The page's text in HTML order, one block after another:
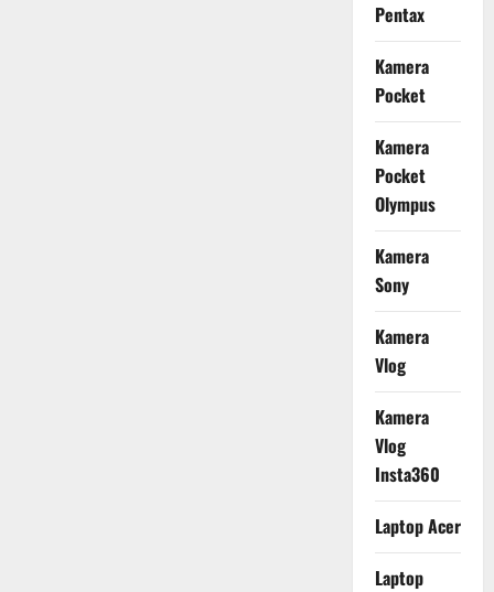
Pentax
Kamera
Pocket
Kamera
Pocket
Olympus
Kamera
Sony
Kamera
Vlog
Kamera
Vlog
Insta360
Laptop Acer
Laptop